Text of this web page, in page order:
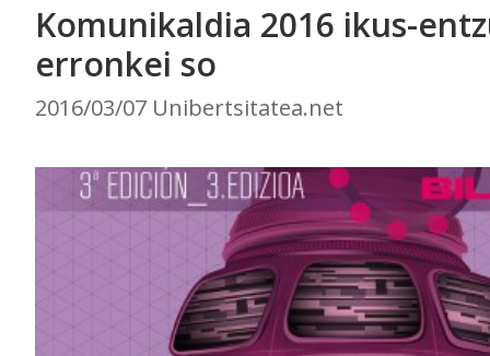
Komunikaldia 2016 ikus-
erronkei so
2016/03/07 Unibertsitatea.net